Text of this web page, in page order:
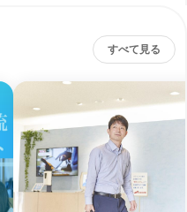
すべて見る